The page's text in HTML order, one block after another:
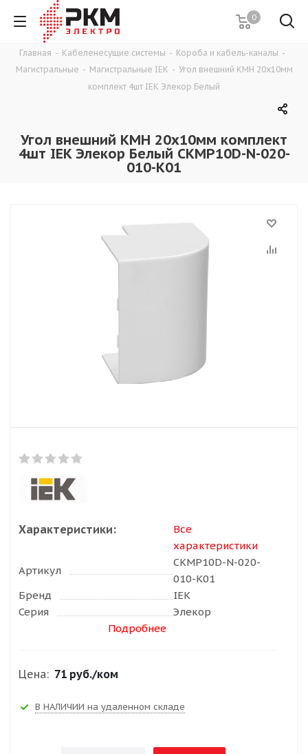
0
Главная - Кабеленесущие системы - Короба и кабель-каналы -
Магистральные - Магистральные IEK - Угол внешний КМН 20х10мм
комплект 4шт IEK Элекор Белый
Угол внешний КМН 20х10мм комплект
4шт IEK Элекор Белый CKMP10D-N-020-
010-K01
Характеристики:
Все
характеристики
Артикул
CKMP10D-N-020-
010-K01
Бренд
IEK
Серия
Элекор
Подробнее
Цена: 71 руб./ком
В НАЛИЧИИ на удаленном складе